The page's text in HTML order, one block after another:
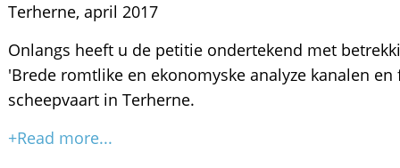
Terherne, april 2017
Onlangs heeft u de petitie ondertekend met
'Brede romtlike en ekonomyske analyze kanalen
scheepvaart in Terherne.
+Read more...